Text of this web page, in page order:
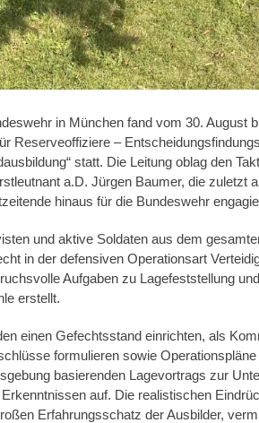
in München fand vom 30. August
Reserveoffiziere –
statt. Die Leitung oblag den
a.D. Jürgen Baumer, die zuletzt
hinaus für die Bundeswehr
und aktive Soldaten aus dem
in der defensiven Operationsart
Aufgaben zu Lagefeststellung
erstellt.
einen Gefechtsstand einrichten, als
formulieren sowie
basierenden Lagevortrags zur
auf. Die realistischen
Erfahrungsschatz der Ausbilder,